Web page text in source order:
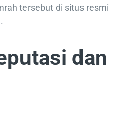
tersebut di situs resmi
dan